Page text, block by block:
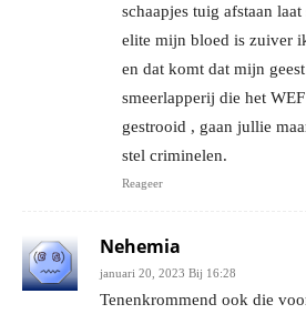
schaapjes tuig afstaan
elite mijn bloed is zuiver
en dat komt dat mijn
smeerlapperij die het
gestrooid , gaan jullie
stel criminelen.
Reageer
Nehemia
januari 20, 2023 Bij 16:28
Tenenkrommend ook die